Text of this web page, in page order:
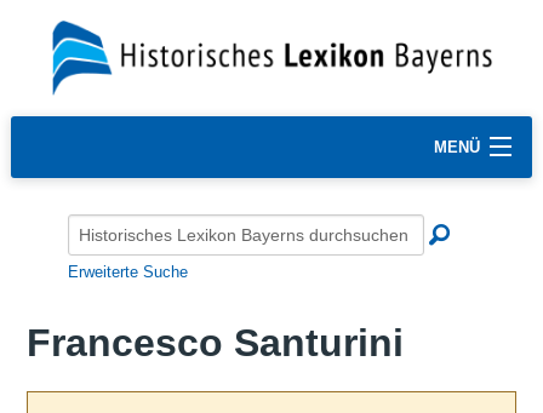
MENÜ
Erweiterte Suche
Francesco Santurini